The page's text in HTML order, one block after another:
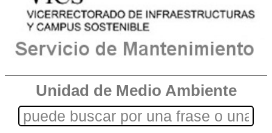
Unidad de Medio Ambiente